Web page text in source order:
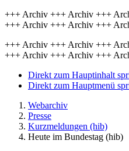
+++ Archiv +++ Archiv +++
+++ Archiv +++ Archiv +++
+++ Archiv +++ Archiv +++
+++ Archiv +++ Archiv +++
Direkt zum Hauptinhalt
Direkt zum Hauptmenü
Webarchiv
Presse
Kurzmeldungen (hib)
Heute im Bundestag (hib)